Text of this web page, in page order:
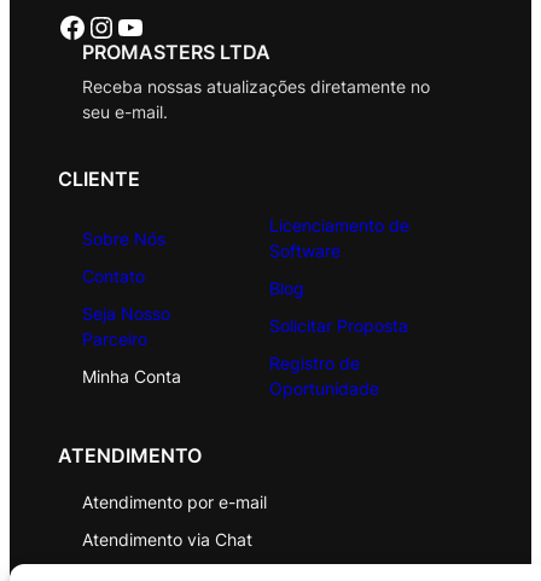
Facebook Instagram Youtube
PROMASTERS LTDA
Receba nossas atualizações diretamente no
seu e-mail.
CLIENTE
Sobre Nós
Contato
Seja Nosso
Parceiro
Minha Conta
Licenciamento de
Software
Blog
Solicitar Proposta
Registro de
Oportunidade
ATENDIMENTO
Atendimento por e-mail
Atendimento via Chat